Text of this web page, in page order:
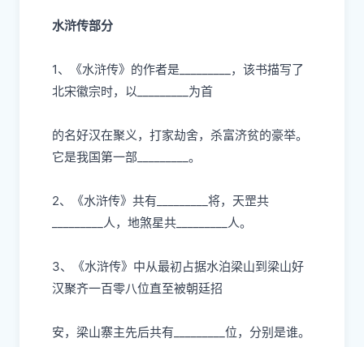
⽔浒传部分
1、《⽔浒传》的作者是 _________，该书描写了
北宋徽宗时，以_________为⾸
的名好汉在聚义，打家劫舍，杀富济贫的豪举。
它是我国第⼀部 _________。
2、《⽔浒传》共有 _________将，天罡共
⼈，地煞星共 ⼈。
3、《⽔浒传》中从最初占据⽔泊梁⼭到梁⼭好
汉聚⻬⼀百零⼋位直⾄被朝廷招
安，梁⼭寨主先后共有 _________位，分别是谁。